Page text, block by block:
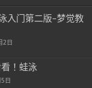
入门第二版–梦觉教
2日
！蛙泳
日